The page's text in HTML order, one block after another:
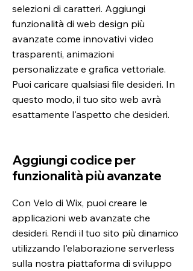
selezioni di caratteri. Aggiungi
funzionalità di web design più
avanzate come innovativi video
trasparenti, animazioni
personalizzate e grafica vettoriale.
Puoi caricare qualsiasi file desideri. In
questo modo, il tuo sito web avrà
esattamente l'aspetto che desideri.
Aggiungi codice per
funzionalità più avanzate
Con Velo di Wix, puoi creare le
applicazioni web avanzate che
desideri. Rendi il tuo sito più dinamico
utilizzando l'elaborazione serverless
sulla nostra piattaforma di sviluppo